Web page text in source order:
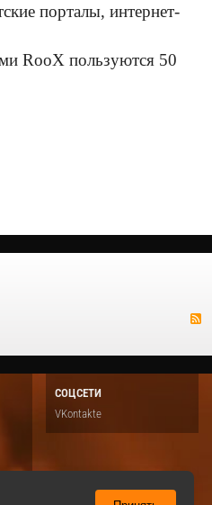
порталы, интернет-
RooX пользуются 50
СОЦСЕТИ
VKontakte